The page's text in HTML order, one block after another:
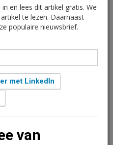
nieuwe
Benelux
09:14
1 minuut leestijd
tot director hotels Benelux
nadruk op advisory,
en lees dit artikel gratis. We
te lezen. Daarnaast
populaire nieuwsbrief.
met LinkedIn
van